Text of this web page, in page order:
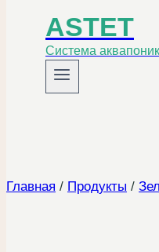
ASTET
Система
Главная / Продукты /